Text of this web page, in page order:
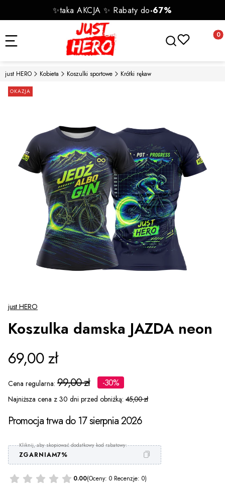
✨taka AKCJA ✨ Rabaty do-67%
Otwórz
just HERO Kobieta Koszulki sportowe Krótki rękaw
Etykiety
OKAZJA
just HERO
Koszulka damska JAZDA neon
69,00 zł
Cena regularna: 99,00 zł -30%
Najniższa cena z 30 dni przed obniżką: 45,00 zł
Promocja trwa do 17 sierpnia 2026
ZGARNIAM7%
0.00(Oceny: 0 Recenzje: 0)